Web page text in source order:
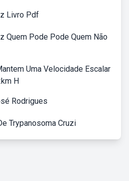
Livro Pdf
Quem Pode Pode Quem Não
Uma Velocidade Escalar
H
Rodrigues
Trypanosoma Cruzi